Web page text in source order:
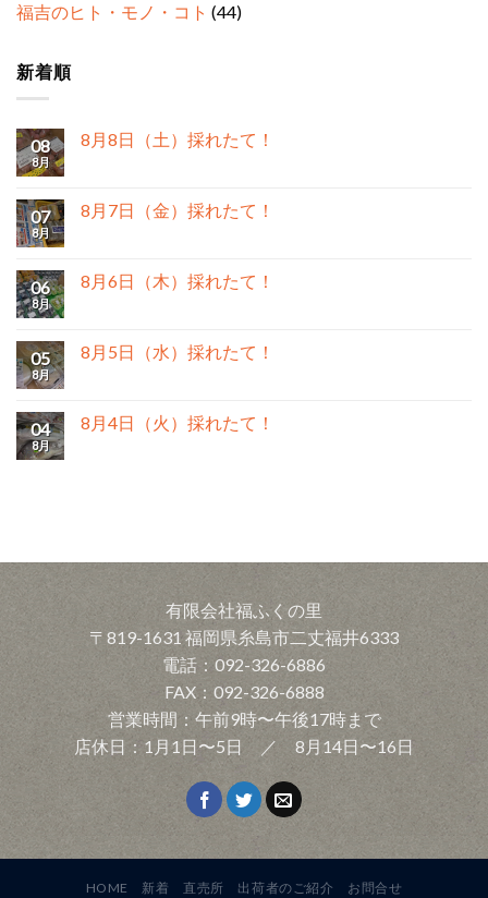
福吉のヒト・モノ・コト (44)
新着順
08
8月
8月8日（土）採れたて！
07
8月
8月7日（金）採れたて！
06
8月
8月6日（木）採れたて！
05
8月
8月5日（水）採れたて！
04
8月
8月4日（火）採れたて！
有限会社福ふくの里
〒819-1631 福岡県糸島市二丈福井6333
電話：092-326-6886
FAX：092-326-6888
営業時間：午前9時〜午後17時まで
店休日：1月1日〜5日 ／ 8月14日〜16日
HOME 新着 直売所 出荷者のご紹介 お問合せ